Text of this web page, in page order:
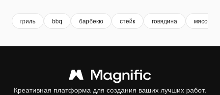
гриль bbq барбекю стейк говядина мясо
Креативная платформа для создания ваших лучших работ.